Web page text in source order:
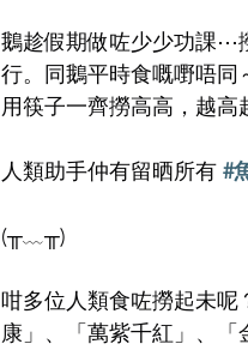
鵝趁假期做咗少少功課⋯
行。同鵝平時食嘅嘢唔
用筷子一齊撈高高，越高
人類助手仲有留晒所有 #
(╥﹏╥)
咁多位人類食咗撈起未
康」、「萬紫千紅」、「